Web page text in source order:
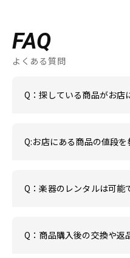
FAQ
よくある質問
Q：探している商品がお店
Q:お店にある商品の値段
Q：楽器のレンタルは可能
Q：商品購入後の交換や返